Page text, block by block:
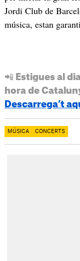
Jordi Club de
música, estan
📲 Estigues al
hora de
Descarrega’t
MÚSICA CONCERTS